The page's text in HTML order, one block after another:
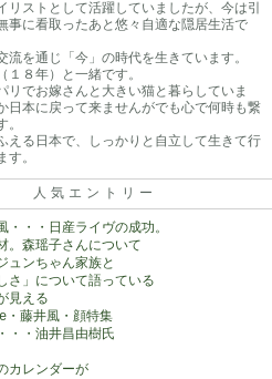
リストとして活躍していましたが、今は引
事に看取ったあと悠々自適な隠居生活で
流を通じ「今」の時代を生きています。
１８年）と一緒です。
リでお嫁さんと大きい猫と暮らしていま
日本に戻って来ませんがでも心で何時も繋
える日本で、しっかりと自立して生きて行
す。
人気エントリー
・・・日産ライヴの成功。
。森瑶子さんについて
ュンちゃん家族と
さ」について語っている
見える
藤井風・顔特集
・・油井昌由樹氏
カレンダーが